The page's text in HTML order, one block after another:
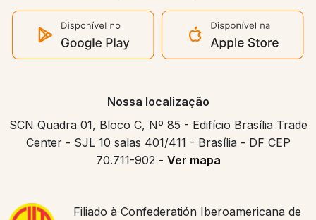
Nossa localização
SCN Quadra 01, Bloco C, Nº 85 - Edifício Brasília Trade
Center - SJL 10 salas 401/411 - Brasília - DF CEP
70.711-902 - Ver mapa
Filiado à Confederatión Iberoamericana de